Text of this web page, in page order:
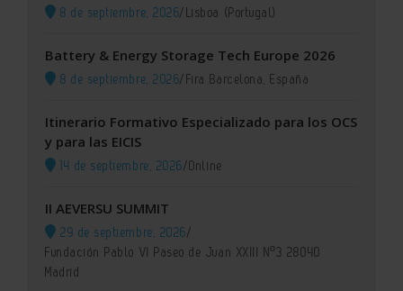
8 de septiembre, 2026/ Lisboa (Portugal)
Battery & Energy Storage Tech Europe 2026
8 de septiembre, 2026/ Fira Barcelona, España
Itinerario Formativo Especializado para los OCS
y para las EICIS
14 de septiembre, 2026/Online
II AEVERSU SUMMIT
29 de septiembre, 2026/
Fundación Pablo VI Paseo de Juan XXIII Nº3 28040
Madrid